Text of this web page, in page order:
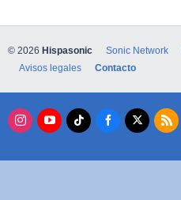
© 2026 Hispasonic Sonic Network
Avisos legales
Contacto